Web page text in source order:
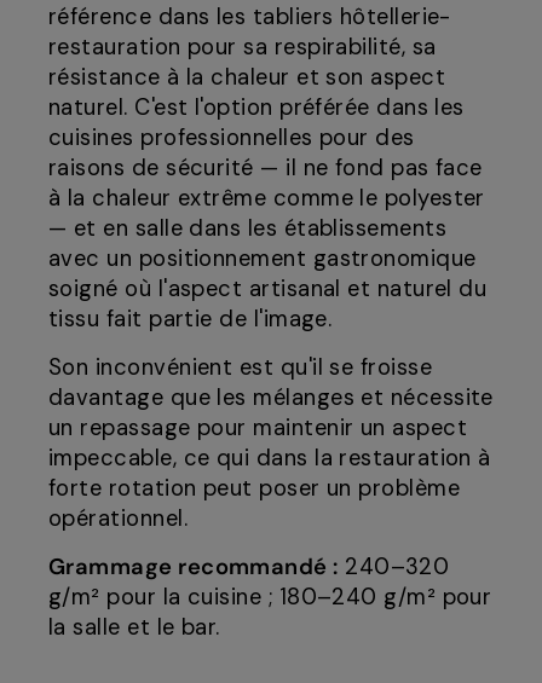
référence dans les tabliers hôtellerie-
restauration pour sa respirabilité, sa
résistance à la chaleur et son aspect
naturel. C'est l'option préférée dans les
cuisines professionnelles pour des
raisons de sécurité — il ne fond pas face
à la chaleur extrême comme le polyester
— et en salle dans les établissements
avec un positionnement gastronomique
soigné où l'aspect artisanal et naturel du
tissu fait partie de l'image.
Son inconvénient est qu'il se froisse
davantage que les mélanges et nécessite
un repassage pour maintenir un aspect
impeccable, ce qui dans la restauration à
forte rotation peut poser un problème
opérationnel.
Grammage recommandé : 240–320
g/m² pour la cuisine ; 180–240 g/m² pour
la salle et le bar.